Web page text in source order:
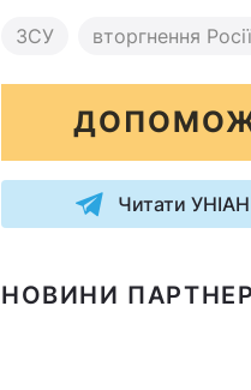
ЗСУ вторгнення
Читати
НОВИНИ